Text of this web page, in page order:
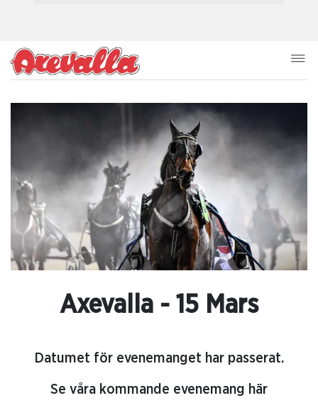
Axevalla - 15 Mars
Datumet för evenemanget har passerat.
Se våra kommande evenemang här